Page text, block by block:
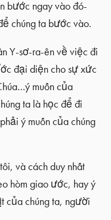
bước ngay vào đó-
chúng ta bước vào.
Y-sơ-ra-ên về việc đi
đại diện cho sự xức
muốn của
ta là học để đi
ý muốn của chúng
và cách duy nhất
hòm giao ước, hay ý
của chúng ta, người